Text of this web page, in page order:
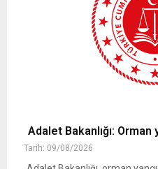
Adalet Bakanlığı: Orman
Tarih: 09/08/2026